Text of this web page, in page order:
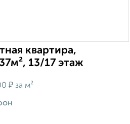
квартира,
13/17 этаж
₽ за м²